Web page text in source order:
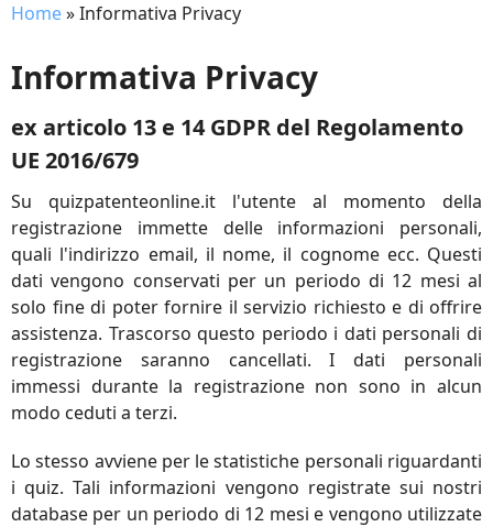
Home»Informativa Privacy
Informativa Privacy
ex articolo 13 e 14 GDPR del Regolamento
UE 2016/679
Su quizpatenteonline.it l'utente al momento della
registrazione immette delle informazioni personali,
quali l'indirizzo email, il nome, il cognome ecc. Questi
dati vengono conservati per un periodo di 12 mesi al
solo fine di poter fornire il servizio richiesto e di offrire
assistenza. Trascorso questo periodo i dati personali di
registrazione saranno cancellati. I dati personali
immessi durante la registrazione non sono in alcun
modo ceduti a terzi.
Lo stesso avviene per le statistiche personali riguardanti
i quiz. Tali informazioni vengono registrate sui nostri
database per un periodo di 12 mesi e vengono utilizzate